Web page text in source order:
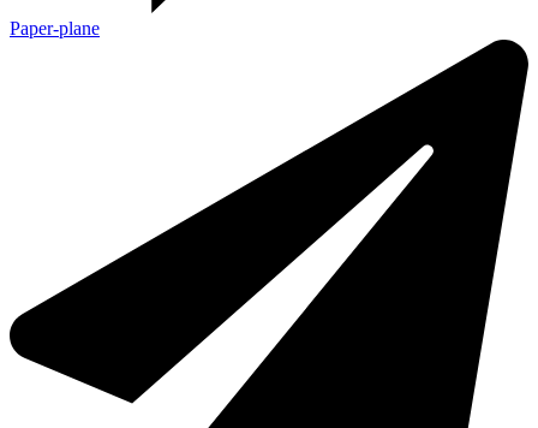
Paper-plane